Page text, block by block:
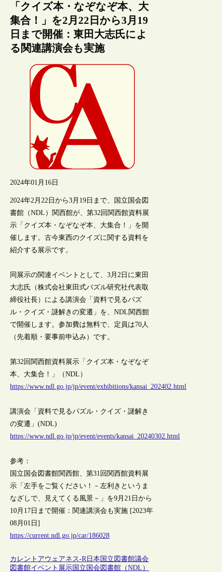
「クイズ本・なぞなぞ本、大
集合！」を2月22日から3月19
日まで開催：東田大志氏によ
る関連講演会も実施
2024年01月16日
2024年2月22日から3月19日まで、国立国会図
書館（NDL）関西館が、第32回関西館資料展
示「クイズ本・なぞなぞ本、大集合！」を開
催します。古今東西のクイズに関する資料を
紹介する展示です。
同展示の関連イベントとして、3月2日に東田
大志氏（株式会社東田式パズル研究社代表取
締役社長）による講演会「資料で見るパズ
ル・クイズ・謎解きの変遷」を、NDL関西館
で開催します。参加費は無料で、定員は70人
（先着順・要事前申込み）です。
第32回関西館資料展示「クイズ本・なぞなぞ
本、大集合！」（NDL）
https://www.ndl.go.jp/jp/event/exhibitions/kansai_202402.html
講演会「資料で見るパズル・クイズ・謎解き
の変遷」(NDL)
https://www.ndl.go.jp/jp/event/events/kansai_20240302.html
参考：
国立国会図書館関西館、第31回関西館資料展
示「左手をご覧ください！－左利きというま
なざしで、見えてくる風景－」を9月21日から
10月17日まで開催：関連講演会も実施 [2023年
08月01日]
https://current.ndl.go.jp/car/186028
カレントアウェアネス-R 日本 国立図書館議会
図書館イベント 展示国立国会図書館（NDL）